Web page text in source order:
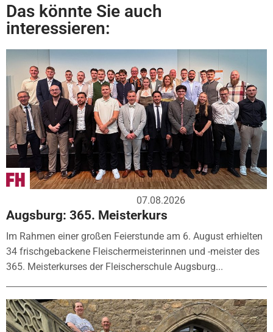
Das könnte Sie auch
interessieren:
07.08.2026
Augsburg: 365. Meisterkurs
Im Rahmen einer großen Feierstunde am 6. August erhielten
34 frischgebackene Fleischermeisterinnen und -meister des
365. Meisterkurses der Fleischerschule Augsburg...